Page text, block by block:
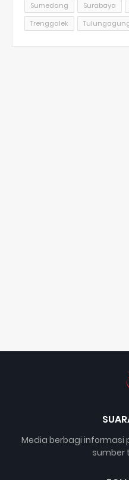
Sumedang
Surabaya
Trenggalek
Media berbagi informasi
sumber